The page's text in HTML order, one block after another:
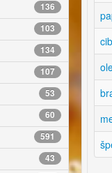
136
103
134
107
53
60
591
43